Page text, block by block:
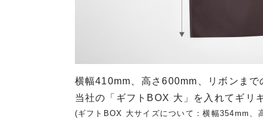
横幅410mm、高さ600mm、リボンまで
当社の「ギフトBOX 大」を入れてギリ
(ギフトBOX 大サイズについて：横幅354mm、